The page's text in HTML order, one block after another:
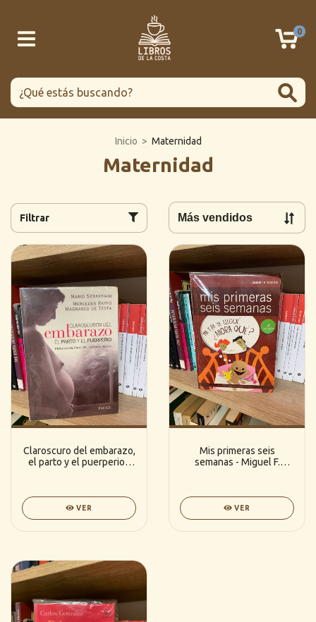
0
Inicio > Maternidad
Maternidad
Filtrar
Claroscuro del embarazo,
el parto y el puerperio -
Raffo Magnasco de Testa
VER
Mis primeras seis
semanas - Miguel F.
VER